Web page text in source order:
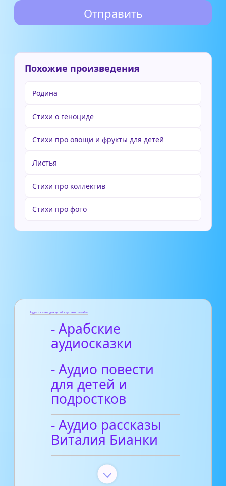
Похожие произведения
Родина
Стихи о геноциде
Стихи про овощи и фрукты для детей
Листья
Стихи про коллектив
Стихи про фото
Аудиосказки для детей слушать онлайн
- Арабские
аудиосказки
- Аудио повести
для детей и
подростков
- Аудио рассказы
Виталия Бианки